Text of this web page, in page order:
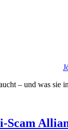
– und was